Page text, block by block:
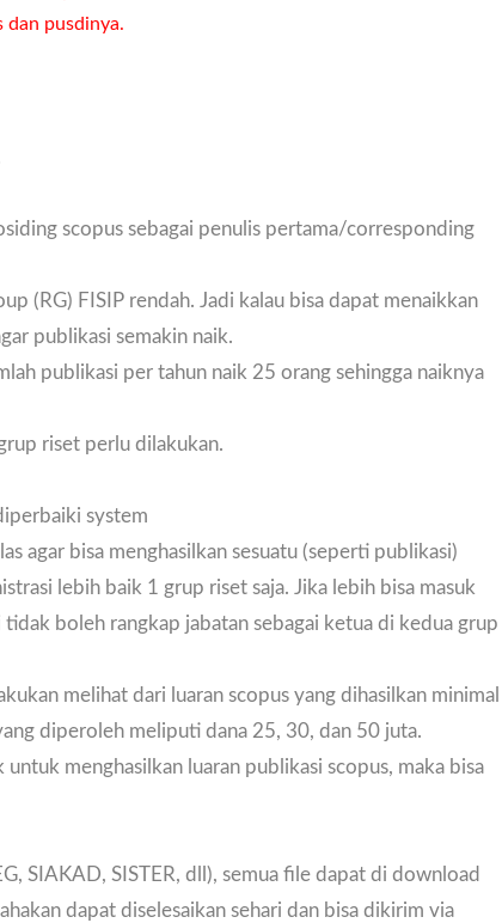
pusdinya.
scopus sebagai penulis pertama/corresponding
(RG) FISIP rendah. Jadi kalau bisa dapat menaikkan
publikasi semakin naik.
publikasi per tahun naik 25 orang sehingga naiknya
riset perlu dilakukan.
system
agar bisa menghasilkan sesuatu (seperti publikasi)
lebih baik 1 grup riset saja. Jika lebih bisa masuk
boleh rangkap jabatan sebagai ketua di kedua grup
melihat dari luaran scopus yang dihasilkan minimal
diperoleh meliputi dana 25, 30, dan 50 juta.
menghasilkan luaran publikasi scopus, maka bisa
SIAKAD, SISTER, dll), semua file dapat di download
dapat diselesaikan sehari dan bisa dikirim via